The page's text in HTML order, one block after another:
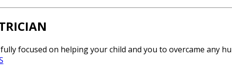
focused on helping your child and you to overcame any